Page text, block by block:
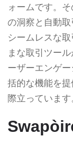
ォームです。
の洞察と自動
シームレスな
まな取引ツール
ーザーエンゲ
括的な機能を
際立っています